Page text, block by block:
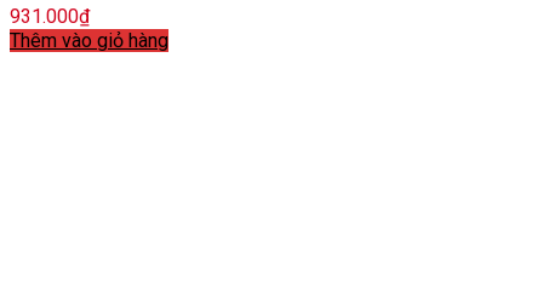
931.000₫
Thêm vào giỏ hàng